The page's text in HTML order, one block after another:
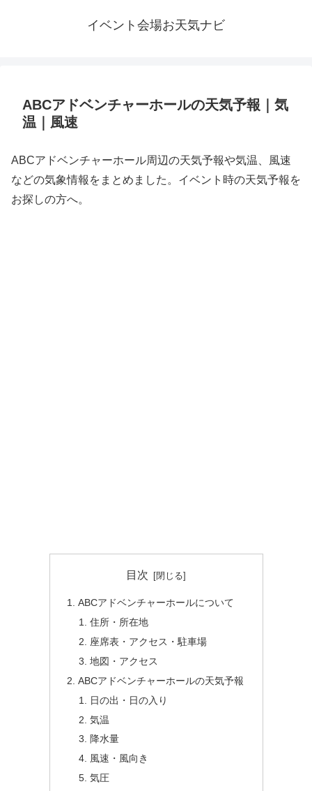
イベント会場お天気ナビ
ABCアドベンチャーホールの天気予報｜気
温｜風速
ABCアドベンチャーホール周辺の天気予報や気温、風速
などの気象情報をまとめました。イベント時の天気予報を
お探しの方へ。
目次
ABCアドベンチャーホールについて
住所・所在地
座席表・アクセス・駐車場
地図・アクセス
ABCアドベンチャーホールの天気予報
日の出・日の入り
気温
降水量
風速・風向き
気圧